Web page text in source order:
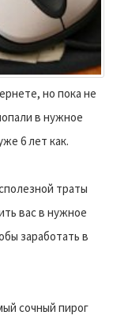
но пока не
в нужное
6 лет как.
траты
вас в нужное
заработать в
сочный пирог